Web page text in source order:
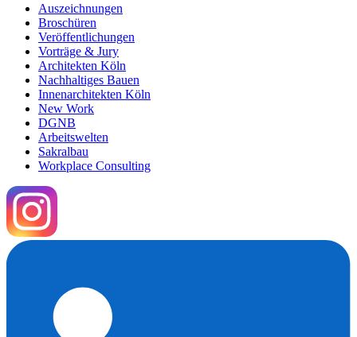
Auszeichnungen
Broschüren
Veröffentlichungen
Vorträge & Jury
Architekten Köln
Nachhaltiges Bauen
Innenarchitekten Köln
New Work
DGNB
Arbeitswelten
Sakralbau
Workplace Consulting